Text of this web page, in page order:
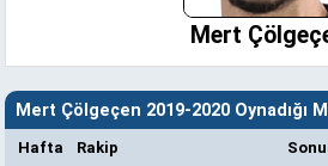
Mert
Mert Çölgeçen 2019-2020 Oynadığı
Hafta Rakip